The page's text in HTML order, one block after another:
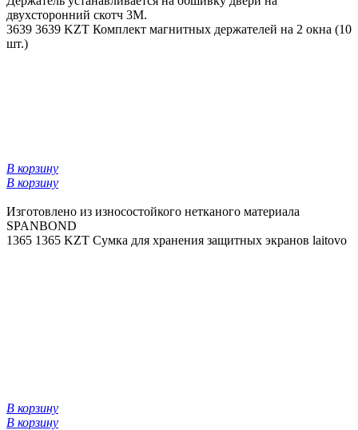
двухсторонний скотч 3М.
3639 3639 KZT Комплект магнитных держателей на 2 окна (10
шт.)
В корзину
В корзину
Изготовлено из износостойкого нетканого материала
SPANBOND
1365 1365 KZT Сумка для хранения защитных экранов laitovo
В корзину
В корзину